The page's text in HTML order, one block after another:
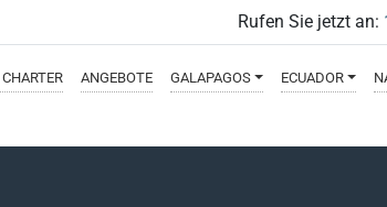
Rufen Sie jetzt an:
CHARTER ANGEBOTE GALAPAGOS ECUADOR